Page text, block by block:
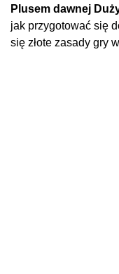
Plusem dawnej
jak przygotować się
się złote zasady gry w